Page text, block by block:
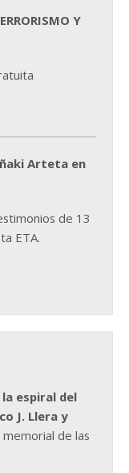
Y
Arteta en
de 13
ETA.
la espiral del
J. Llera y
de las